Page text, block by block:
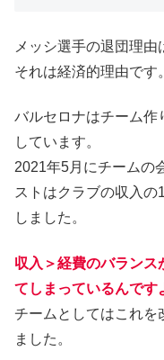
メッシ選手の退団理由
それは経済的理由です。
バルセロナはチーム作
しています。
2021年5月にチームの
ストはクラブの収入の
しました。
収入＞経費のバランス
てしまっているんです
チームとしてはこれを
ました。